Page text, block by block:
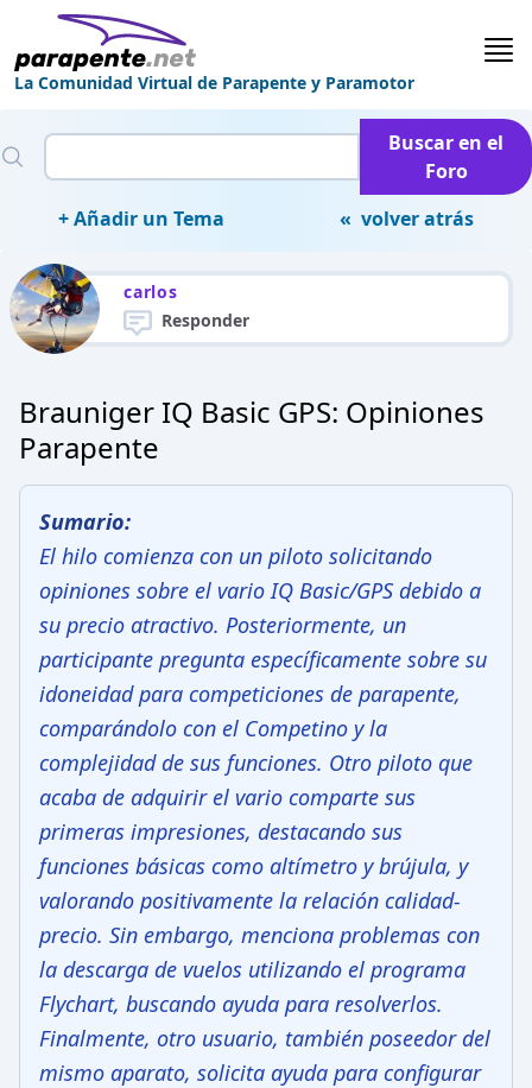
La Comunidad Virtual de Parapente y Paramotor
Buscar en el
Foro
+ Añadir un Tema
« volver atrás
carlos
Responder
Brauniger IQ Basic GPS: Opiniones
Parapente
Sumario:
El hilo comienza con un piloto solicitando
opiniones sobre el vario IQ Basic/GPS debido a
su precio atractivo. Posteriormente, un
participante pregunta específicamente sobre su
idoneidad para competiciones de parapente,
comparándolo con el Competino y la
complejidad de sus funciones. Otro piloto que
acaba de adquirir el vario comparte sus
primeras impresiones, destacando sus
funciones básicas como altímetro y brújula, y
valorando positivamente la relación calidad-
precio. Sin embargo, menciona problemas con
la descarga de vuelos utilizando el programa
Flychart, buscando ayuda para resolverlos.
Finalmente, otro usuario, también poseedor del
mismo aparato, solicita ayuda para configurar